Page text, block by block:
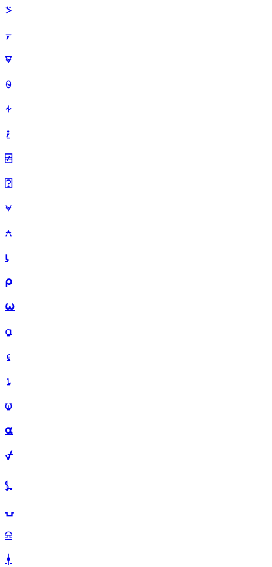
⍩
⍪
⍫
⍬
⍭
⍮
⍯
⍰
⍱
⍲
⍳
⍴
⍵
⍶
⍷
⍸
⍹
⍺
⍻
⍼
⍽
⍾
⍿